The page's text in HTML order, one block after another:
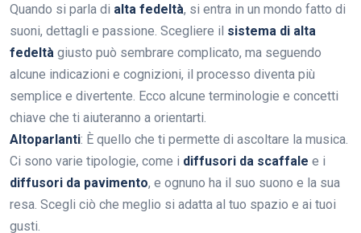
Quando si parla di alta fedeltà, si entra in un mondo fatto di
suoni, dettagli e passione. Scegliere il sistema di alta
fedeltà giusto può sembrare complicato, ma seguendo
alcune indicazioni e cognizioni, il processo diventa più
semplice e divertente. Ecco alcune terminologie e concetti
chiave che ti aiuteranno a orientarti.
Altoparlanti: È quello che ti permette di ascoltare la musica.
Ci sono varie tipologie, come i diffusori da scaffale e i
diffusori da pavimento, e ognuno ha il suo suono e la sua
resa. Scegli ciò che meglio si adatta al tuo spazio e ai tuoi
gusti.